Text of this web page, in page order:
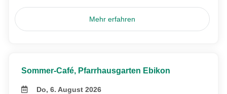
Mehr erfahren
Sommer-Café, Pfarrhausgarten Ebikon
Do, 6. August 2026